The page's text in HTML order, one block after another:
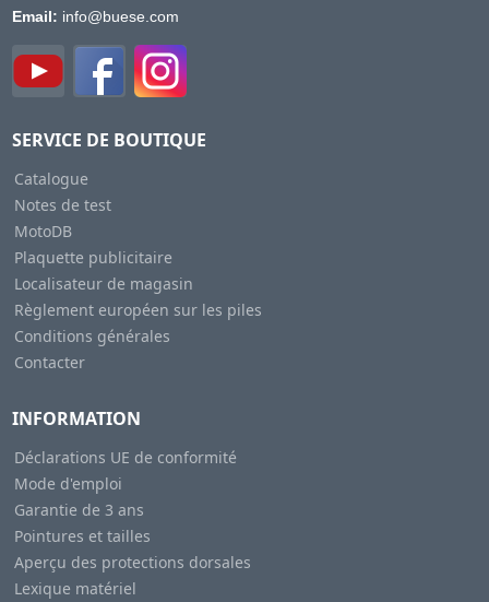
Email: info@buese.com
SERVICE DE BOUTIQUE
Catalogue
Notes de test
MotoDB
Plaquette publicitaire
Localisateur de magasin
Règlement européen sur les piles
Conditions générales
Contacter
INFORMATION
Déclarations UE de conformité
Mode d'emploi
Garantie de 3 ans
Pointures et tailles
Aperçu des protections dorsales
Lexique matériel